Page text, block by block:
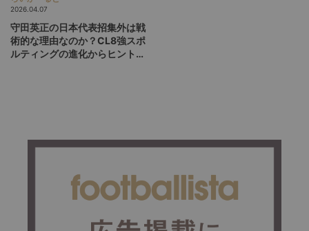
2026.04.07
守田英正の日本代表招集外は戦
術的な理由なのか？CL8強スポ
ルティングの進化からヒントを